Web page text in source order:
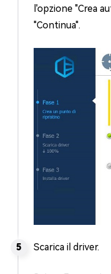
l'opzione "Crea
"Continua".
Scarica il driver.